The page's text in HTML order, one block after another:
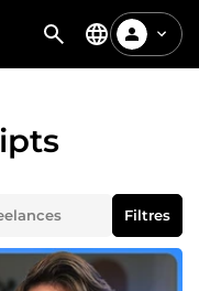
Filtres